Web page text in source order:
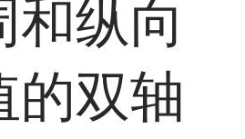
和纵向
的双轴